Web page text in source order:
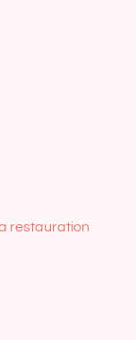
restauration